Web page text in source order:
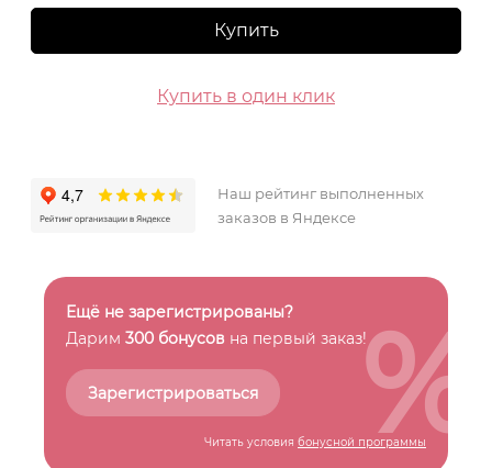
Купить
Купить в один клик
Наш рейтинг выполненных
заказов в Яндексе
Ещё не зарегистрированы?
Дарим 300 бонусов на первый заказ!
Зарегистрироваться
Читать условия бонусной программы
%